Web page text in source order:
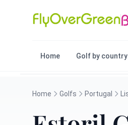
Home Golf by country
Home Golfs Portugal